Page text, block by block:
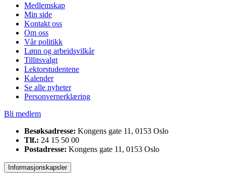
Medlemskap
Min side
Kontakt oss
Om oss
Vår politikk
Lønn og arbeidsvilkår
Tillitsvalgt
Lektorstudentene
Kalender
Se alle nyheter
Personvernerklæring
Bli medlem
Besøksadresse: Kongens gate 11, 0153 Oslo
Tlf.: 24 15 50 00
Postadresse: Kongens gate 11, 0153 Oslo
Informasjonskapsler